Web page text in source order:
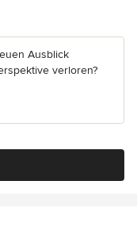
Ausblick
verloren?